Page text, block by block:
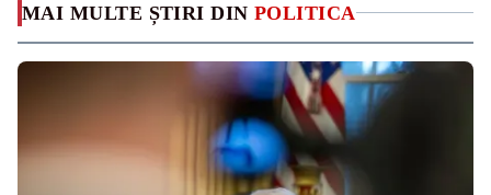
MAI MULTE ȘTIRI DIN POLITICA